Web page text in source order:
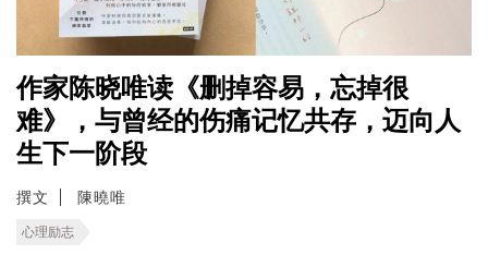
作家陈晓唯读《删掉容易，忘掉很
难》，与曾经的伤痛记忆共存，迈向人
生下一阶段
撰文 陳曉唯
心理励志